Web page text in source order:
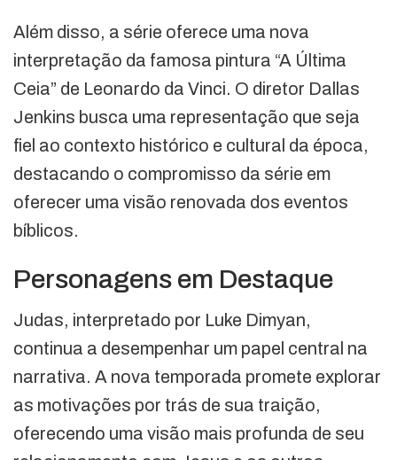
Além disso, a série oferece uma nova
interpretação da famosa pintura “A Última
Ceia” de Leonardo da Vinci. O diretor Dallas
Jenkins busca uma representação que seja
fiel ao contexto histórico e cultural da época,
destacando o compromisso da série em
oferecer uma visão renovada dos eventos
bíblicos.
Personagens em Destaque
Judas, interpretado por Luke Dimyan,
continua a desempenhar um papel central na
narrativa. A nova temporada promete explorar
as motivações por trás de sua traição,
oferecendo uma visão mais profunda de seu